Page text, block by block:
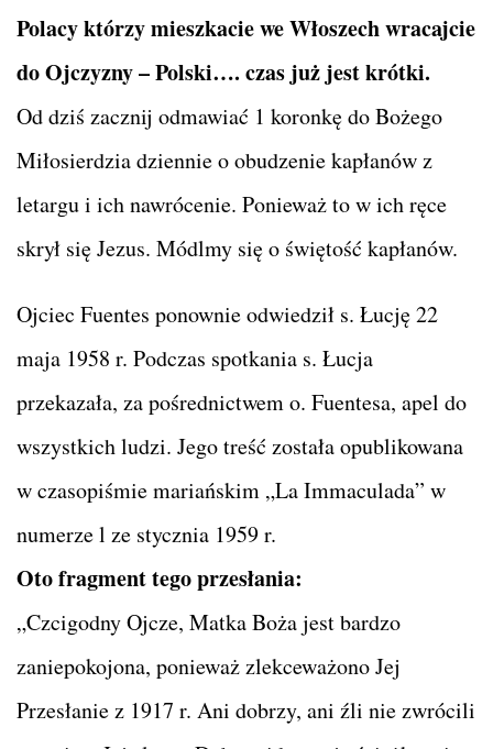
Polacy którzy mieszkacie we Włoszech wracajcie
do Ojczyzny – Polski…. czas już jest krótki.
Od dziś zacznij odmawiać 1 koronkę do Bożego
Miłosierdzia dziennie o obudzenie kapłanów z
letargu i ich nawrócenie. Ponieważ to w ich ręce
skrył się Jezus. Módlmy się o świętość kapłanów.
Ojciec Fuentes ponownie odwiedził s. Łucję 22
maja 1958 r. Podczas spotkania s. Łucja
przekazała, za pośrednictwem o. Fuentesa, apel do
wszystkich ludzi. Jego treść została opublikowana
w czasopiśmie mariańskim „La Immaculada” w
numerze l ze stycznia 1959 r.
Oto fragment tego przesłania:
„Czcigodny Ojcze, Matka Boża jest bardzo
zaniepokojona, ponieważ zlekceważono Jej
Przesłanie z 1917 r. Ani dobrzy, ani źli nie zwrócili